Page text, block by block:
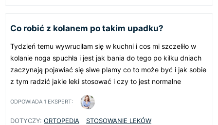
Co robić z kolanem po takim upadku?
Tydzień temu wywruciłam się w kuchni i cos mi szczeliło w
kolanie noga spuchła i jest jak bania do tego po kilku dniach
zaczynają pojawiać się siwe plamy co to może być i jak sobie
z tym radzić jakie leki stosować i czy to jest normalne
ODPOWIADA 1 EKSPERT:
DOTYCZY: ORTOPEDIA
STOSOWANIE LEKÓW